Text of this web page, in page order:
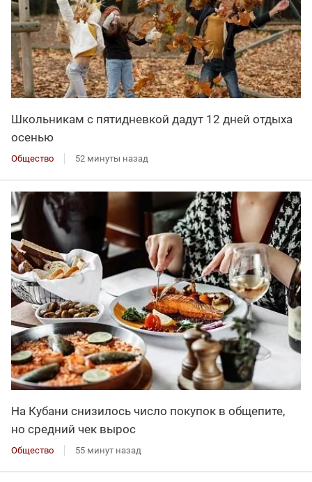
Школьникам с пятидневкой дадут 12 дней отдыха
осенью
Общество 52 минуты назад
На Кубани снизилось число покупок в общепите,
но средний чек вырос
Общество 55 минут назад